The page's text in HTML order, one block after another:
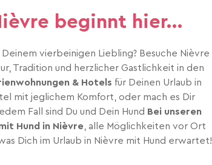
beginnt hier...
vierbeinigen Liebling? Besuche Nièvre
Tradition und herzlicher Gastlichkeit in den
& Hotels für Deinen Urlaub in
mit jeglichem Komfort, oder mach es Dir
Fall sind Du und Dein Hund Bei unseren
Hund in Nièvre , alle Möglichkeiten vor Ort
Dich im Urlaub in Nièvre mit Hund erwartet!